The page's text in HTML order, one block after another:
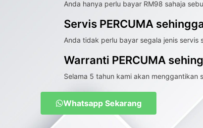
Anda hanya perlu bayar RM98 sahaja
Servis PERCUMA
Anda tidak perlu bayar segala jenis servis
Warranti PERCUMA
Selama 5 tahun kami akan menggantikan
Whatsapp Sekarang